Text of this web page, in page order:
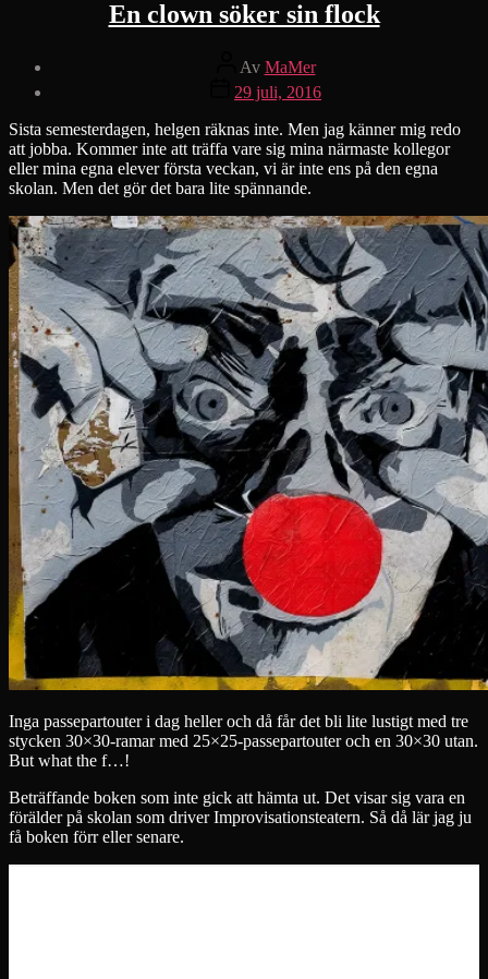
En clown söker sin flock
Inläggsförfattare
Av MaMer
Inläggsdatum
29 juli, 2016
Sista semesterdagen, helgen räknas inte. Men jag känner mig redo
att jobba. Kommer inte att träffa vare sig mina närmaste kollegor
eller mina egna elever första veckan, vi är inte ens på den egna
skolan. Men det gör det bara lite spännande.
Inga passepartouter i dag heller och då får det bli lite lustigt med tre
stycken 30×30-ramar med 25×25-passepartouter och en 30×30 utan.
But what the f…!
Beträffande boken som inte gick att hämta ut. Det visar sig vara en
förälder på skolan som driver Improvisationsteatern. Så då lär jag ju
få boken förr eller senare.